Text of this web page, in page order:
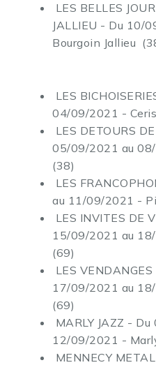
LES BELLES
JALLIEU - Du 10/
Bourgoin Jallieu
LES
04/09/2021 -
LES DETOURS
05/09/2021 au
(38)
LES
au 11/09/2021 -
LES INVITES DE
15/09/2021 au
(69)
LES
17/09/2021 au
(69)
MARLY JAZZ -
12/09/2021 -
MENNECY